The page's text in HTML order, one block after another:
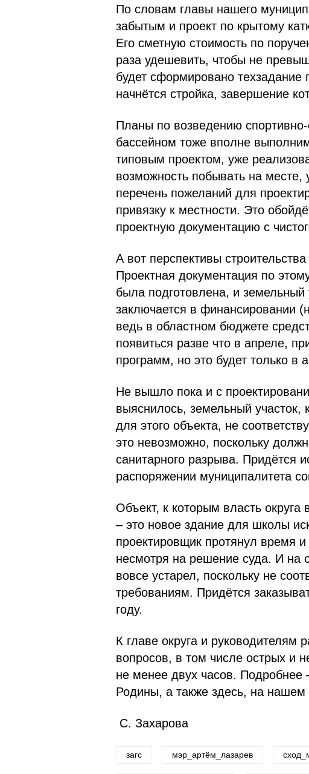
По словам главы нашего
забытым и проект по крытому
Его сметную стоимость по
раза удешевить, чтобы не
будет сформировано техзадание
начнётся стройка, завершение
Планы по возведению
бассейном тоже вполне
типовым проектом, уже
возможность побывать на месте,
перечень пожеланий для
привязку к местности. Это
проектную документацию с
А вот перспективы
Проектная документация по
была подготовлена, и
заключается в финансировании
ведь в областном бюджете
появиться разве что в апреле,
программ, но это будет только в
Не вышло пока и с
выяснилось, земельный
для этого объекта, не
это невозможно, поскольку
санитарного разрыва. Придётся
распоряжении муниципалитета
Объект, к которым власть округа
– это новое здание для школы
проектировщик протянул время
несмотря на решение суда. И на
вовсе устарел, поскольку не
требованиям. Придётся
году.
К главе округа и руководителям
вопросов, в том числе острых и
не менее двух часов.
Родины, а также здесь, на нашем
С. Захарова
загс мэр_артём_лазарев